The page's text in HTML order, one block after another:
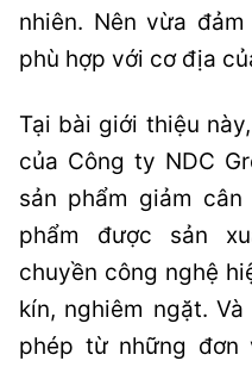
nhiên. Nên vừa
phù hợp với cơ địa
Tại bài giới thiệu
của Công ty NDC
sản phẩm giảm cân
phẩm được sản
chuyền công nghệ
kín, nghiêm ngặt.
phép từ những